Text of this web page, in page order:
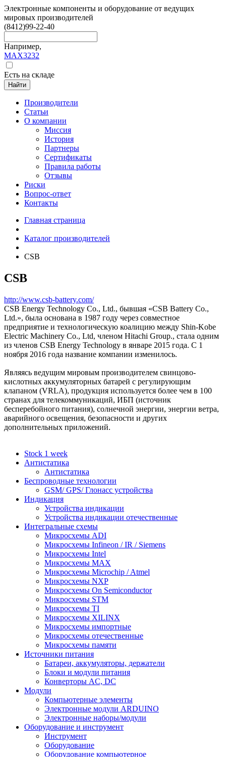
Электронные компоненты и оборудование от ведущих
мировых производителей
(8412)99-22-40
Например,
MAX3232
Есть на складе
Найти
Производители
Статьи
О компании
Миссия
История
Партнеры
Сертификаты
Правила работы
Отзывы
Риски
Вопрос-ответ
Контакты
Главная страница
Каталог производителей
CSB
CSB
http://www.csb-battery.com/
CSB Energy Technology Co., Ltd., бывшая «CSB Battery Co.,
Ltd.», была основана в 1987 году через совместное
предприятие и технологическую коалицию между Shin-Kobe
Electric Machinery Co., Ltd, членом Hitachi Group., стала одним
из членов CSB Energy Technology в январе 2015 года. С 1
ноября 2016 года название компании изменилось.
Являясь ведущим мировым производителем свинцово-
кислотных аккумуляторных батарей с регулирующим
клапаном (VRLA), продукция используется более чем в 100
странах для телекоммуникаций, ИБП (источник
бесперебойного питания), солнечной энергии, энергии ветра,
аварийного освещения, безопасности и других
дополнительных приложений.
Stock 1 week
Антистатика
Антистатика
Беспроводные технологии
GSM/ GPS/ Глонасс устройства
Индикация
Устройства индикации
Устройства индикации отечественные
Интегральные схемы
Микросхемы ADI
Микросхемы Infineon / IR / Siemens
Микросхемы Intel
Микросхемы MAX
Микросхемы Microchip / Atmel
Микросхемы NXP
Микросхемы On Semiconductor
Микросхемы STM
Микросхемы TI
Микросхемы XILINX
Микросхемы импортные
Микросхемы отечественные
Микросхемы памяти
Источники питания
Батареи, аккумуляторы, держатели
Блоки и модули питания
Конверторы AC, DC
Модули
Компьютерные элементы
Электронные модули ARDUINO
Электронные наборы/модули
Оборудование и инструмент
Инструмент
Оборудование
Оборудование компьютерное